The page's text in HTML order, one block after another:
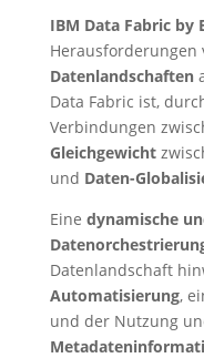
IBM Data Fabric by
Herausforderungen
Datenlandschaften
Data Fabric ist,
Verbindungen
Gleichgewicht
und Daten-
Eine dynamische
Datenlandschaft
Automatisierung,
und der Nutzung